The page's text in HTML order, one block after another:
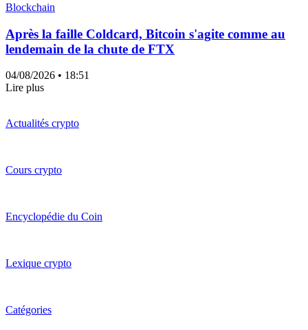
Blockchain
Après la faille Coldcard, Bitcoin s'agite comme au
lendemain de la chute de FTX
04/08/2026 • 18:51
Lire plus
Actualités crypto
Cours crypto
Encyclopédie du Coin
Lexique crypto
Catégories